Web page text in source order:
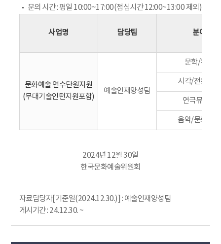
문의 시간 : 평일 10:00~17:00(점심시간 12:00~13:00 제외)
사업명 담당팀 분야
문화예술 연수단원지원
(무대기술인턴지원포함)
예술인재양성팀
문학/무용
시각/전통예술
연극뮤지컬
음악/문화일반
2024년 12월 30일
한국문화예술위원회
자료담당자[기준일(2024.12.30.)] : 예술인재양성팀
게시기간 : 24.12.30. ~